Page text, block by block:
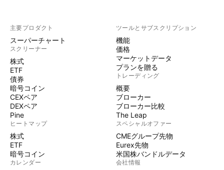
主要プロダクト
スーパーチャート
スクリーナー
株式
ETF
債券
暗号コイン
CEXペア
DEXペア
Pine
ヒートマップ
株式
ETF
暗号コイン
カレンダー
ツールとサブスクリプション
機能
価格
マーケットデータ
プランを贈る
トレーディング
概要
ブローカー
ブローカー比較
The Leap
スペシャルオファー
CMEグループ先物
Eurex先物
米国株バンドルデータ
会社情報